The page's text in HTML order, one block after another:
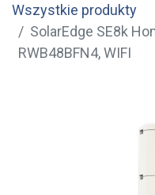
Wszystkie produkty
SolarEdge SE8k
RWB48BFN4, WIFI